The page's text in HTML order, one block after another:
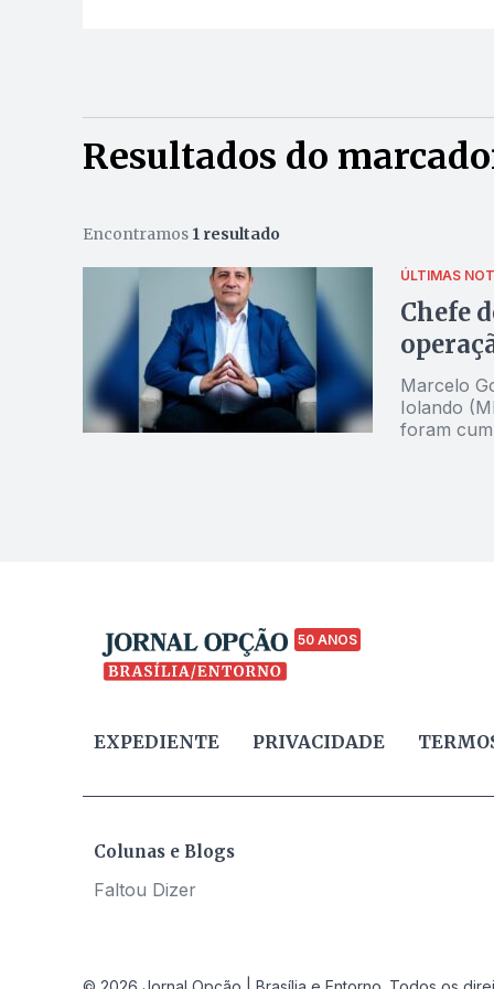
Resultados do
Encontramos 1 resultado
ÚLTIMAS
Chefe
Marcelo
Iolando
foram
50 ANOS
EXPEDIENTE PRIVACIDADE
Colunas e Blogs
Faltou Dizer